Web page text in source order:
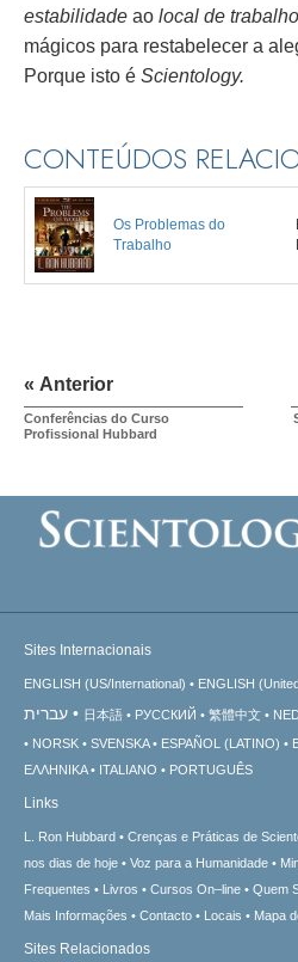
estabilidade ao local de trabalho
mágicos para restabelecer a
Porque isto é Scientology.
CONTEÚDOS
Os Problemas do
Trabalho
« Anterior
Conferências do Curso
Profissional Hubbard
Sites Internacionais
ENGLISH (US/International) ENGLISH
עברית 日本語 РУССКИЙ 繁體中文
NORSK
SVENSKA ESPAÑOL (LATINO)
ΕΛΛΗΝΙΚA
ITALIANO PORTUGUÊS
Links
L. Ron Hubbard Crenças e Práticas de
nos dias de hoje
Voz para a Humanidade
Frequentes
Livros Cursos On–line Quem
Mais Informações
Contacto Locais Mapa
Sites Relacionados